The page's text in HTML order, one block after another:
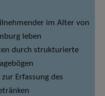
im Alter von
leben
durch strukturierte
Erfassung des